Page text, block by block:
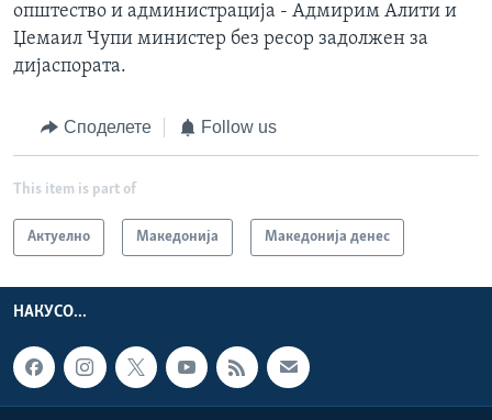
општество и администрација - Адмирим Алити и
Џемаил Чупи министер без ресор задолжен за
дијаспората.
Споделете Follow us
This item is part of
Актуелно Македонија Македонија денес
НАКУСО...